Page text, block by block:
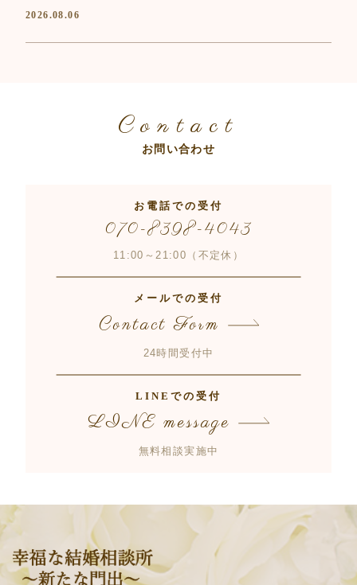
2026.08.06
Contact
お問い合わせ
お電話での受付
070-8398-4043
11:00～21:00（不定休）
メールでの受付
Contact Form
24時間受付中
LINEでの受付
LINE message
無料相談実施中